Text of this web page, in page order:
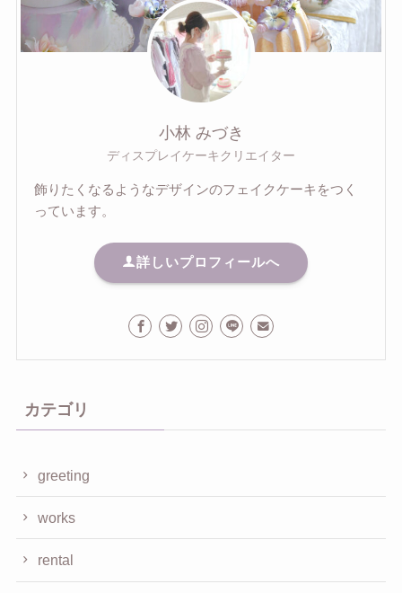
小林 みづき
ディスプレイケーキクリエイター
飾りたくなるようなデザインのフェイクケーキをつく
っています。
詳しいプロフィールへ
カテゴリ
greeting
works
rental